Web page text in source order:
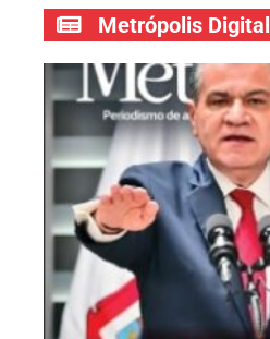
Metrópolis Digital